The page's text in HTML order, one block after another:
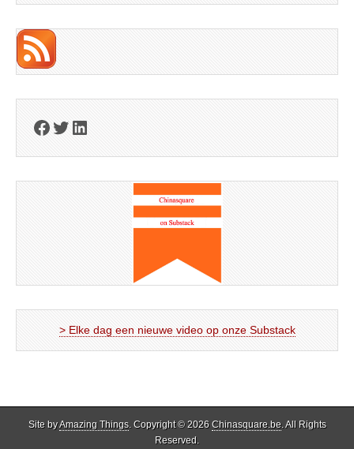
Facebook
Twitter
LinkedIn
> Elke dag een nieuwe video op onze Substack
Site byAmazing Things. Copyright © 2026 Chinasquare.be. All Rights
Reserved.